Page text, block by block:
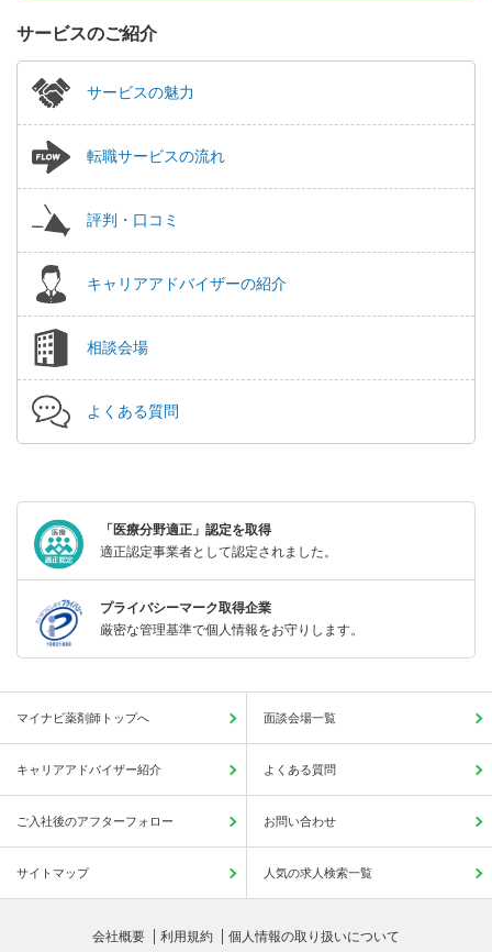
サービスのご紹介
サービスの魅力
転職サービスの流れ
評判・口コミ
キャリアアドバイザーの紹介
相談会場
よくある質問
「医療分野適正」認定を取得
適正認定事業者として認定されました。
プライバシーマーク取得企業
厳密な管理基準で個人情報をお守りします。
マイナビ薬剤師トップへ 面談会場一覧
キャリアアドバイザー紹介 よくある質問
ご入社後のアフターフォロー お問い合わせ
サイトマップ 人気の求人検索一覧
会社概要 利用規約 個人情報の取り扱いについて